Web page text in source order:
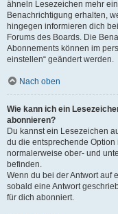
ähneln Lesezeichen mehr
Benachrichtigung erhalten,
hingegen informieren dich
Forums des Boards. Die
Abonnements können im
einstellen“ geändert werden.
Nach oben
Wie kann ich ein
abonnieren?
Du kannst ein Lesezeichen
du die entsprechende Option
normalerweise ober- und
befinden.
Wenn du bei der Antwort auf
sobald eine Antwort
für dich abonniert.